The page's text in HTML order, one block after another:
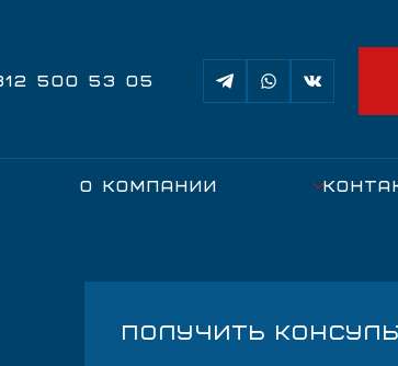
500 53 05
О КОМПАНИИ
ПОЛУЧИТЬ